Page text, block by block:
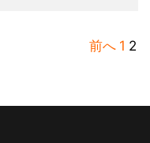
前へ 1 2